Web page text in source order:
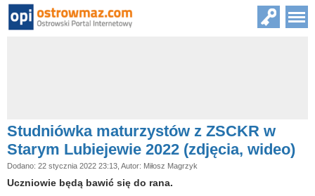
Studniówka maturzystów z ZSCKR w
Starym Lubiejewie 2022 (zdjęcia, wideo)
Dodano: 22 stycznia 2022 23:13, Autor: Miłosz Magrzyk
Uczniowie będą bawić się do rana.